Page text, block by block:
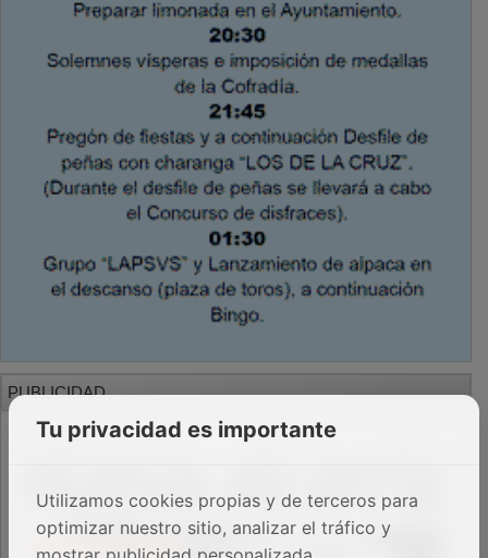
PUBLICIDAD
Tu privacidad es importante
Utilizamos cookies propias y de terceros para
optimizar nuestro sitio, analizar el tráfico y